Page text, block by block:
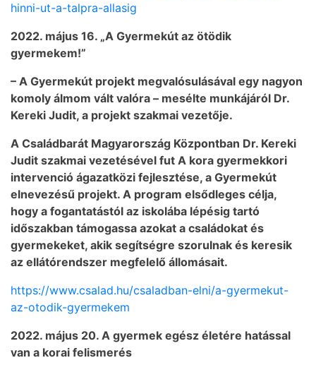
hinni-ut-a-talpra-allasig
2022. május 16. „A Gyermekút az ötödik
gyermekem!”
– A Gyermekút projekt megvalósulásával egy nagyon
komoly álmom vált valóra – mesélte munkájáról Dr.
Kereki Judit, a projekt szakmai vezetője.
A Családbarát Magyarország Központban Dr. Kereki
Judit szakmai vezetésével fut A kora gyermekkori
intervenció ágazatközi fejlesztése, a Gyermekút
elnevezésű projekt. A program elsődleges célja,
hogy a fogantatástól az iskolába lépésig tartó
időszakban támogassa azokat a családokat és
gyermekeket, akik segítségre szorulnak és keresik
az ellátórendszer megfelelő állomásait.
https://www.csalad.hu/csaladban-elni/a-gyermekut-
az-otodik-gyermekem
2022. május 20. A gyermek egész életére hatással
van a korai felismerés